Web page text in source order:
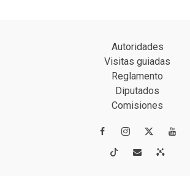
Autoridades
Visitas guiadas
Reglamento
Diputados
Comisiones
 
 